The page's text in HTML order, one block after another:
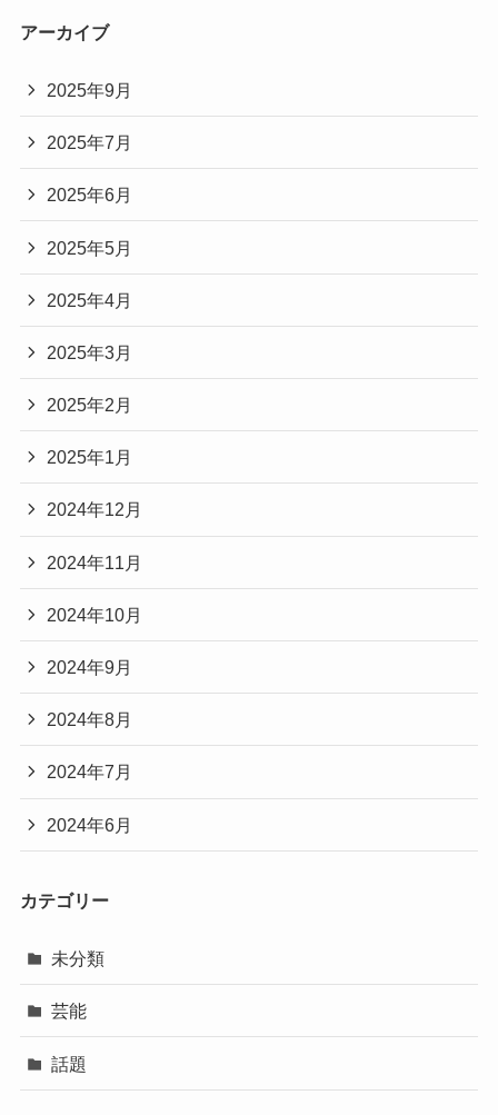
アーカイブ
2025年9月
2025年7月
2025年6月
2025年5月
2025年4月
2025年3月
2025年2月
2025年1月
2024年12月
2024年11月
2024年10月
2024年9月
2024年8月
2024年7月
2024年6月
カテゴリー
未分類
芸能
話題